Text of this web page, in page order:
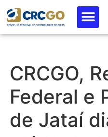
CRCGO,
Federal e
de Jataí